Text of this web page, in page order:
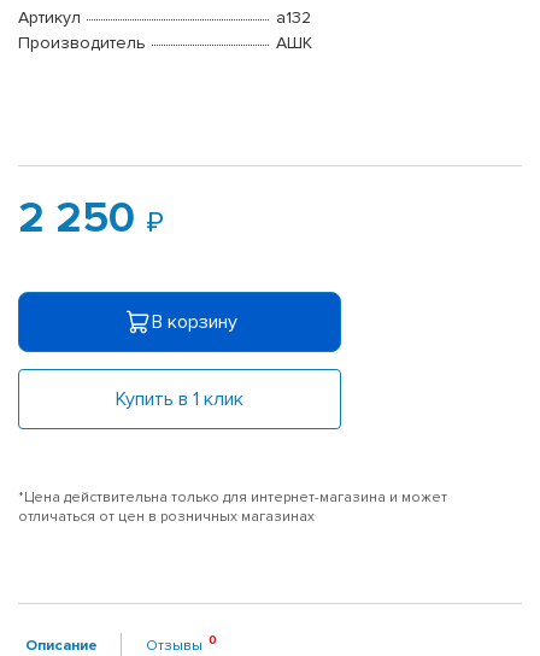
Артикул
a132
Производитель
АШК
2 250
В корзину
Купить в 1 клик
*Цена действительна только для интернет-магазина и может
отличаться от цен в розничных магазинах
Описание Отзывы